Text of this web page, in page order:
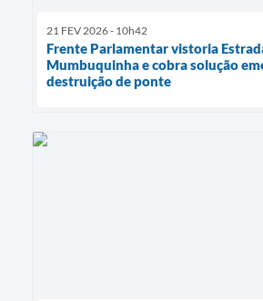
21 FEV 2026 - 10h42
Frente Parlamentar vistoria
Mumbuquinha e cobra solução
destruição de ponte